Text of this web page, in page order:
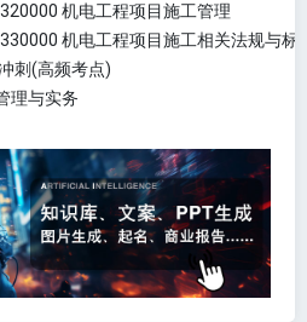
机电工程项目施工管理
机电工程项目施工相关法规与标
刺(高频考点)
理与实务